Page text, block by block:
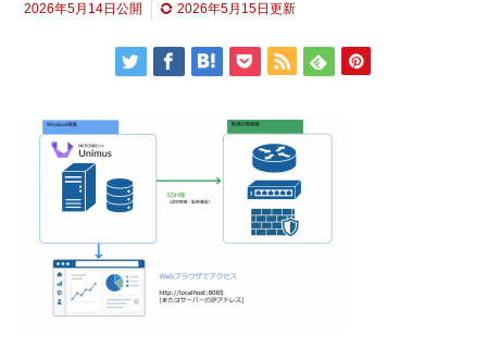
2026年5月14日 公開 2026年5月15日 更新